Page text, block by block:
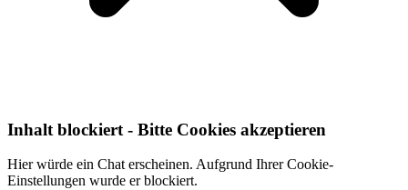
Inhalt blockiert - Bitte Cookies akzeptieren
Hier würde ein Chat erscheinen. Aufgrund Ihrer Cookie-
Einstellungen wurde er blockiert.